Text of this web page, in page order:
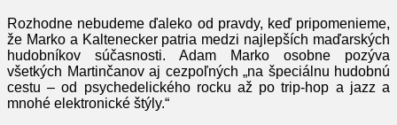
Rozhodne nebudeme ďaleko od pravdy, keď pripomenieme,
že Marko a Kaltenecker patria medzi najlepších maďarských
hudobníkov súčasnosti. Adam Marko osobne pozýva
všetkých Martinčanov aj cezpoľných „na špeciálnu hudobnú
cestu – od psychedelického rocku až po trip-hop a jazz a
mnohé elektronické štýly.“